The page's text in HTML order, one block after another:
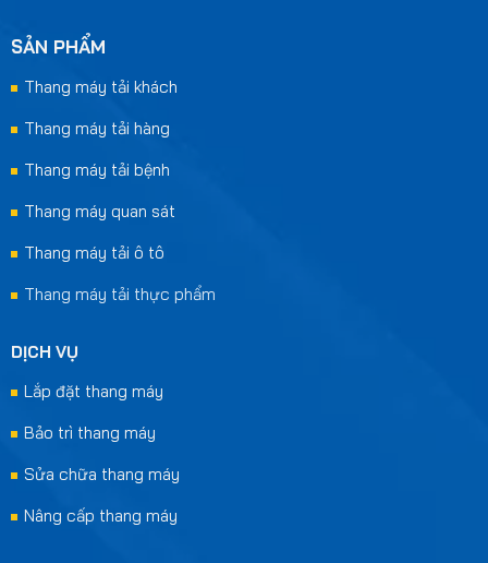
SẢN PHẨM
Thang máy tải khách
Thang máy tải hàng
Thang máy tải bệnh
Thang máy quan sát
Thang máy tải ô tô
Thang máy tải thực phẩm
DỊCH VỤ
Lắp đặt thang máy
Bảo trì thang máy
Sửa chữa thang máy
Nâng cấp thang máy